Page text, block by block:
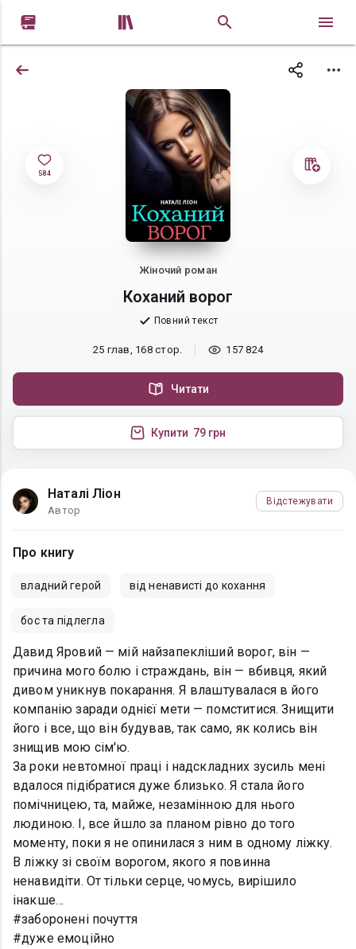
 
584
Жіночий роман
Коханий ворог
Повний текст
25 глав, 168 стор. 157 824
Читати
Купити 79 грн
Наталі Ліон
Автор
Відстежувати
Про книгу
владний герой від ненависті до кохання
бос та підлегла
Давид Яровий — мій найзапекліший ворог, він —
причина мого болю і страждань, він — вбивця, який
дивом уникнув покарання. Я влаштувалася в його
компанію заради однієї мети — помститися. Знищити
його і все, що він будував, так само, як колись він
знищив мою сім'ю.
За роки невтомної праці і надскладних зусиль мені
вдалося підібратися дуже близько. Я стала його
помічницею, та, майже, незамінною для нього
людиною. І, все йшло за планом рівно до того
моменту, поки я не опинилася з ним в одному ліжку.
В ліжку зі своїм ворогом, якого я повинна
ненавидіти. От тільки серце, чомусь, вирішило
інакше…
#заборонені почуття
#дуже емоційно